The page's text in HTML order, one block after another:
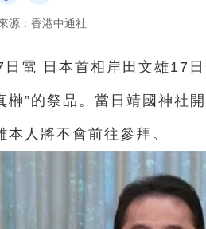
源：香港中通社
電 日本首相岸田文雄17
榊”的祭品。當日靖國神社
人將不會前往參拜。